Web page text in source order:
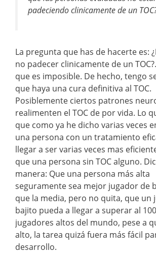
padeciendo clinicamente de un
La pregunta que has de hacerte es:
no padecer clinicamente de un
que es imposible. De hecho, tengo
que haya una cura definitiva al TOC.
Posiblemente ciertos patrones
realimenten el TOC de por vida. Lo
que como ya he dicho varias veces
una persona con un tratamiento
llegar a ser varias veces mas
que una persona sin TOC alguno.
manera: Que una persona más alta
seguramente sea mejor jugador de
que la media, pero no quita, que un
bajito pueda a llegar a superar al
jugadores altos del mundo, pese a
alto, la tarea quizá fuera más fácil
desarrollo.